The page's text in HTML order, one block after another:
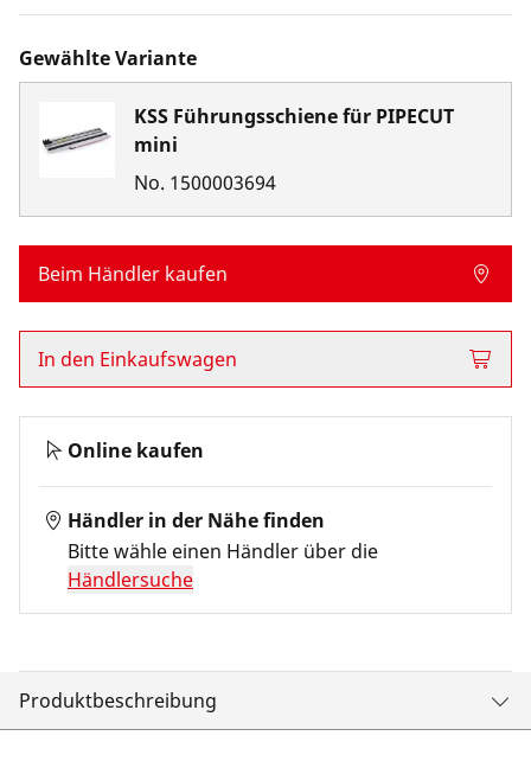
Gewählte Variante
KSS Führungsschiene für PIPECUT
mini
No. 1500003694
Beim Händler kaufen
In den Einkaufswagen
Online kaufen
Händler in der Nähe finden
Bitte wähle einen Händler über die
Händlersuche
Produktbeschreibung